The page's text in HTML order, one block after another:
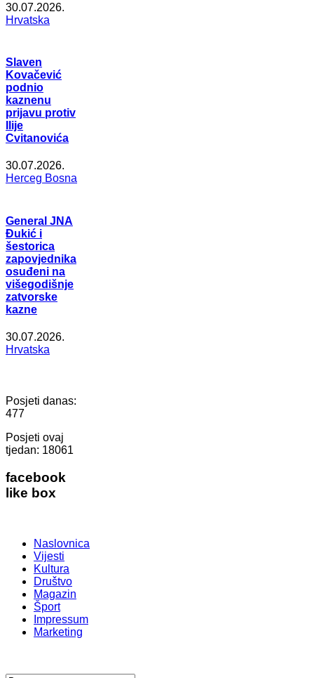
30.07.2026.
Hrvatska
Slaven
Kovačević
podnio
kaznenu
prijavu protiv
Ilije
Cvitanovića
30.07.2026.
Herceg Bosna
General JNA
Đukić i
šestorica
zapovjednika
osuđeni na
višegodišnje
zatvorske
kazne
30.07.2026.
Hrvatska
Posjeti danas:
477
Posjeti ovaj
tjedan: 18061
facebook
like box
Naslovnica
Vijesti
Kultura
Društvo
Magazin
Šport
Impressum
Marketing